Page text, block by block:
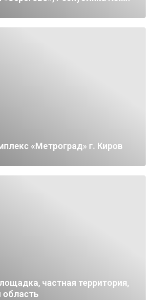
«Метроград» г. Киров
частная территория,
область